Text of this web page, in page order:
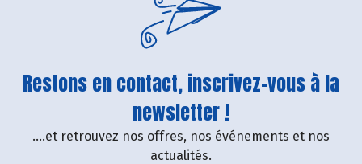
Restons en contact, inscrivez-vous à la
newsletter !
....et retrouvez nos offres, nos événements et nos
actualités.